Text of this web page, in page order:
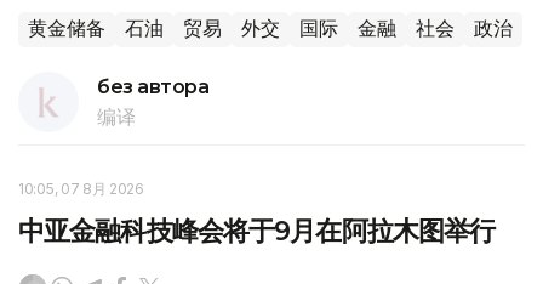
黄金储备 石油 贸易 外交 国际 金融 社会 政治
без автора
编译
10:05, 07 8月 2026
中亚金融科技峰会将于9月在阿拉木图举行